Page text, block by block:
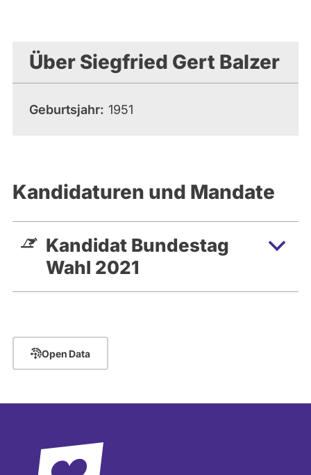
Über Siegfried Gert Balzer
Geburtsjahr 1951
Kandidaturen und Mandate
Kandidat Bundestag
Wahl 2021
Open Data